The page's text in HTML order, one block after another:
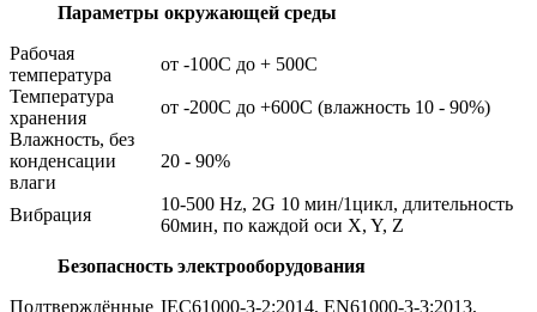
Параметры окружающей среды
Рабочая
температура
от -100C до + 500C
Температура
хранения
от -200C до +600C (влажность 10 - 90%)
Влажность, без
конденсации
влаги
20 - 90%
Вибрация
10-500 Hz, 2G 10 мин/1цикл, длительность
60мин, по каждой оси X, Y, Z
Безопасность электрооборудования
Подтверждённые IEC61000-3-2:2014, EN61000-3-3:2013,